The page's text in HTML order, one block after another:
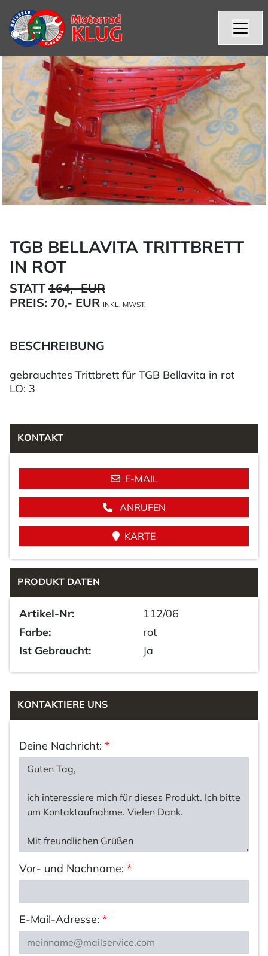
TGB BELLAVITA TRITTBRETT
IN ROT
STATT164,- EUR
PREIS: 70,- EUR INKL. MWST.
BESCHREIBUNG
gebrauchtes Trittbrett für TGB Bellavita in rot
LO: 3
KONTAKT
E-MAIL
ANRUFEN
KARTE
PRODUKT DATEN
Artikel-Nr:
112/06
Farbe:
rot
Ist Gebraucht:
Ja
KONTAKTIERE UNS
Deine Nachricht: *
Vor- und Nachname: *
E-Mail-Adresse: *